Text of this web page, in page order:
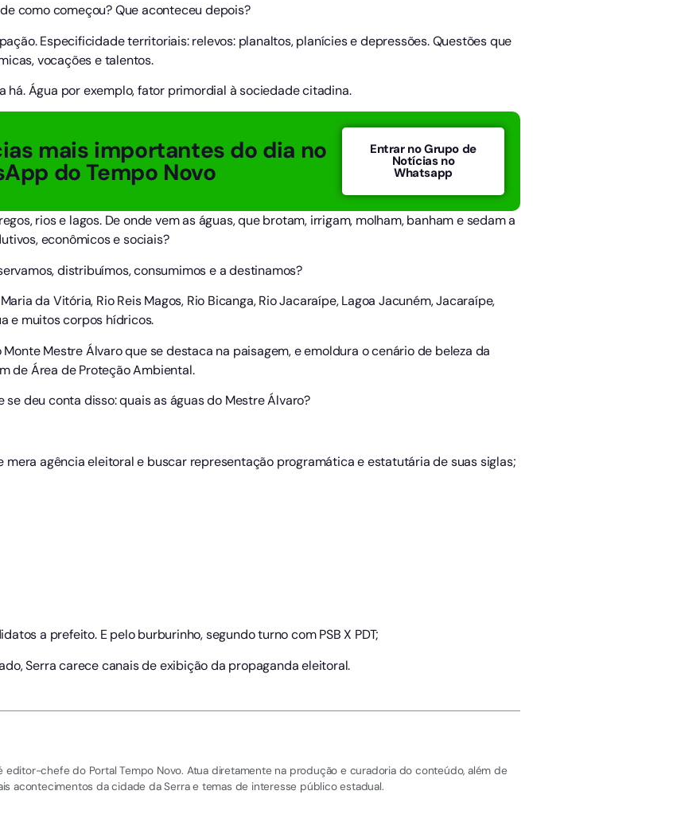
como começou? Que aconteceu depois?
Especificidade territoriais: relevos: planaltos, planícies e depressões. Questões que
vocações e talentos.
há. Água por exemplo, fator primordial à sociedade citadina.
mais importantes do dia no
do Tempo Novo
Entrar no Grupo de
Notícias no
Whatsapp
rios e lagos. De onde vem as águas, que brotam, irrigam, molham, banham e sedam a
econômicos e sociais?
distribuímos, consumimos e a destinamos?
da Vitória, Rio Reis Magos, Rio Bicanga, Rio Jacaraípe, Lagoa Jacuném, Jacaraípe,
e muitos corpos hídricos.
Mestre Álvaro que se destaca na paisagem, e emoldura o cenário de beleza da
de Área de Proteção Ambiental.
deu conta disso: quais as águas do Mestre Álvaro?
mera agência eleitoral e buscar representação programática e estatutária de suas siglas;
a prefeito. E pelo burburinho, segundo turno com PSB X PDT;
Serra carece canais de exibição da propaganda eleitoral.
é editor-chefe do Portal Tempo Novo. Atua diretamente na produção e curadoria do conteúdo, além de
acontecimentos da cidade da Serra e temas de interesse público estadual.